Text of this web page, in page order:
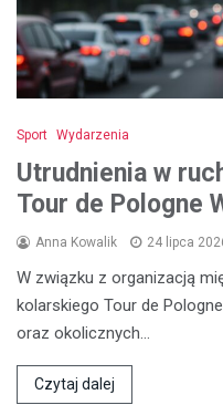
Sport Wydarzenia
Utrudnienia w
Tour de Pologne
Anna Kowalik 24 lipca
W związku z organizacją
kolarskiego Tour de
oraz okolicznych…
Czytaj dalej